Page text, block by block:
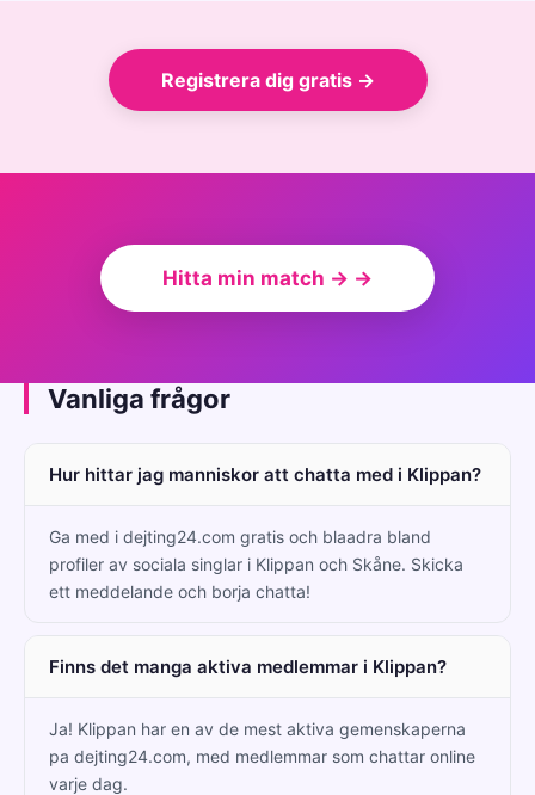
Registrera dig gratis →
Hitta min match → →
Vanliga frågor
Hur hittar jag manniskor att chatta med i Klippan?
Ga med i dejting24.com gratis och blaadra bland
profiler av sociala singlar i Klippan och Skåne. Skicka
ett meddelande och borja chatta!
Finns det manga aktiva medlemmar i Klippan?
Ja! Klippan har en av de mest aktiva gemenskaperna
pa dejting24.com, med medlemmar som chattar online
varje dag.